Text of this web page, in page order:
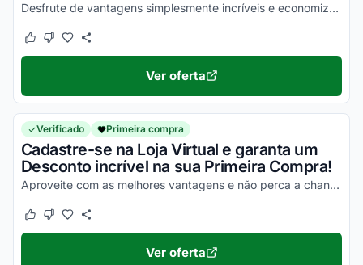
Desfrute de vantagens simplesmente incríveis e economize de uma forma simples!
Este cupom funcionou
Este cupom não funcionou
Ver oferta
Verificado Primeira compra
Cadastre-se na Loja Virtual e garanta um
Desconto incrível na sua Primeira Compra!
Aproveite com as melhores vantagens e não perca a chance de economizar em todos os seus produtos!
Este cupom funcionou
Este cupom não funcionou
Ver oferta